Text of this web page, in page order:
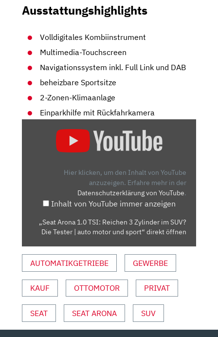
Ausstattungshighlights
Volldigitales Kombiinstrument
Multimedia-Touchscreen
Navigationssystem inkl. Full Link und DAB
beheizbare Sportsitze
2-Zonen-Klimaanlage
Einparkhilfe mit Rückfahrkamera
|
AUTO
UND
SPORT“
VON
YOUTUBE
Hier klicken, um den Inhalt von YouTube
anzuzeigen. Erfahre mehr in der
Datenschutzerklärung von YouTube.
Inhalt von YouTube immer anzeigen
„Seat Arona 1.0 TSI: Reichen 3 Zylinder im SUV?
Die Tester | auto motor und sport“ direkt öffnen
AUTOMATIKGETRIEBE GEWERBE
KAUF OTTOMOTOR PRIVAT
SEAT SEAT ARONA SUV